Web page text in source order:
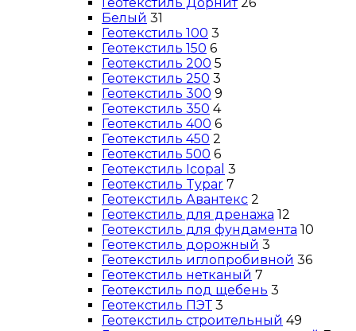
Белый 31
Геотекстиль 100 3
Геотекстиль 150 6
Геотекстиль 200 5
Геотекстиль 250 3
Геотекстиль 300 9
Геотекстиль 350 4
Геотекстиль 400 6
Геотекстиль 450 2
Геотекстиль 500 6
Геотекстиль Icopal 3
Геотекстиль Typar 7
Геотекстиль Авантекс 2
Геотекстиль для дренажа 12
Геотекстиль для фундамента 10
Геотекстиль дорожный 3
Геотекстиль иглопробивной 36
Геотекстиль нетканый 7
Геотекстиль под щебень 3
Геотекстиль ПЭТ 3
Геотекстиль строительный 49